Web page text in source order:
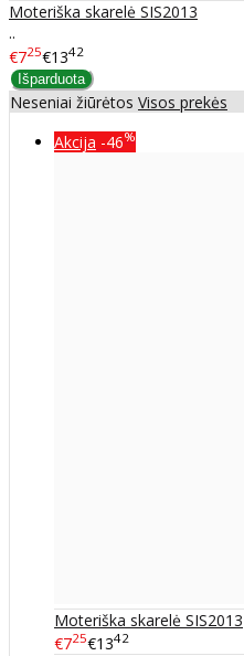
Moteriška skarelė SIS2013
..
€725€1342
Neseniai žiūrėtos Visos prekės
Akcija -46%
Moteriška skarelė SIS2013
€725€1342